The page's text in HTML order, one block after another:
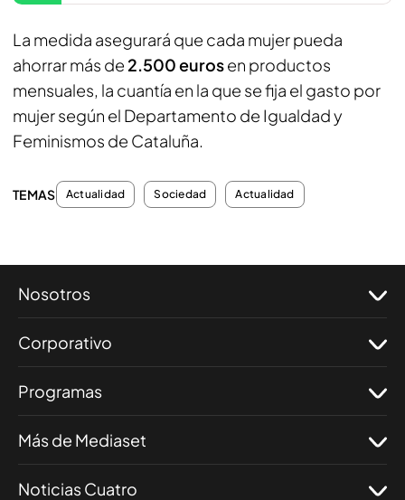
La medida asegurará que cada mujer pueda
ahorrar más de 2.500 eurosen productos
mensuales, la cuantía en la que se fija el gasto por
mujer según el Departamento de Igualdad y
Feminismos de Cataluña.
TEMAS Actualidad Sociedad Actualidad
Nosotros
Corporativo
Programas
Más de Mediaset
Noticias Cuatro